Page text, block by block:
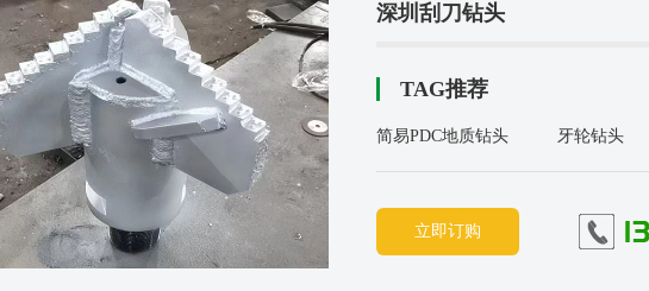
深圳刮刀钻头
TAG推荐
简易PDC地质钻头 牙轮钻头
立即订购